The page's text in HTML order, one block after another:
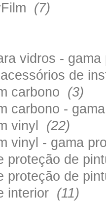
(7)
vidros -
de
carbono (3)
carbono -
vinyl (22)
vinyl - gama
proteção de
proteção de
interior (11)